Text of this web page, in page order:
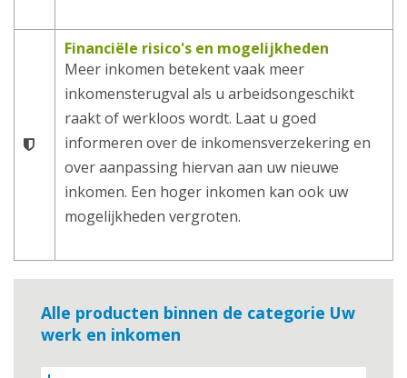
Financiële risico's en mogelijkheden
Meer inkomen betekent vaak meer
inkomensterugval als u arbeidsongeschikt
raakt of werkloos wordt. Laat u goed
informeren over de inkomensverzekering en
over aanpassing hiervan aan uw nieuwe
inkomen. Een hoger inkomen kan ook uw
mogelijkheden vergroten.
Alle producten binnen de categorie Uw
werk en inkomen